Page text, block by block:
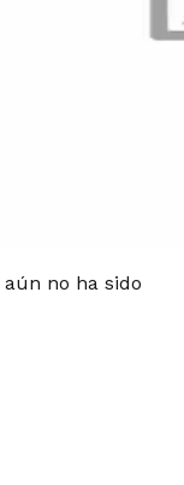
no ha sido